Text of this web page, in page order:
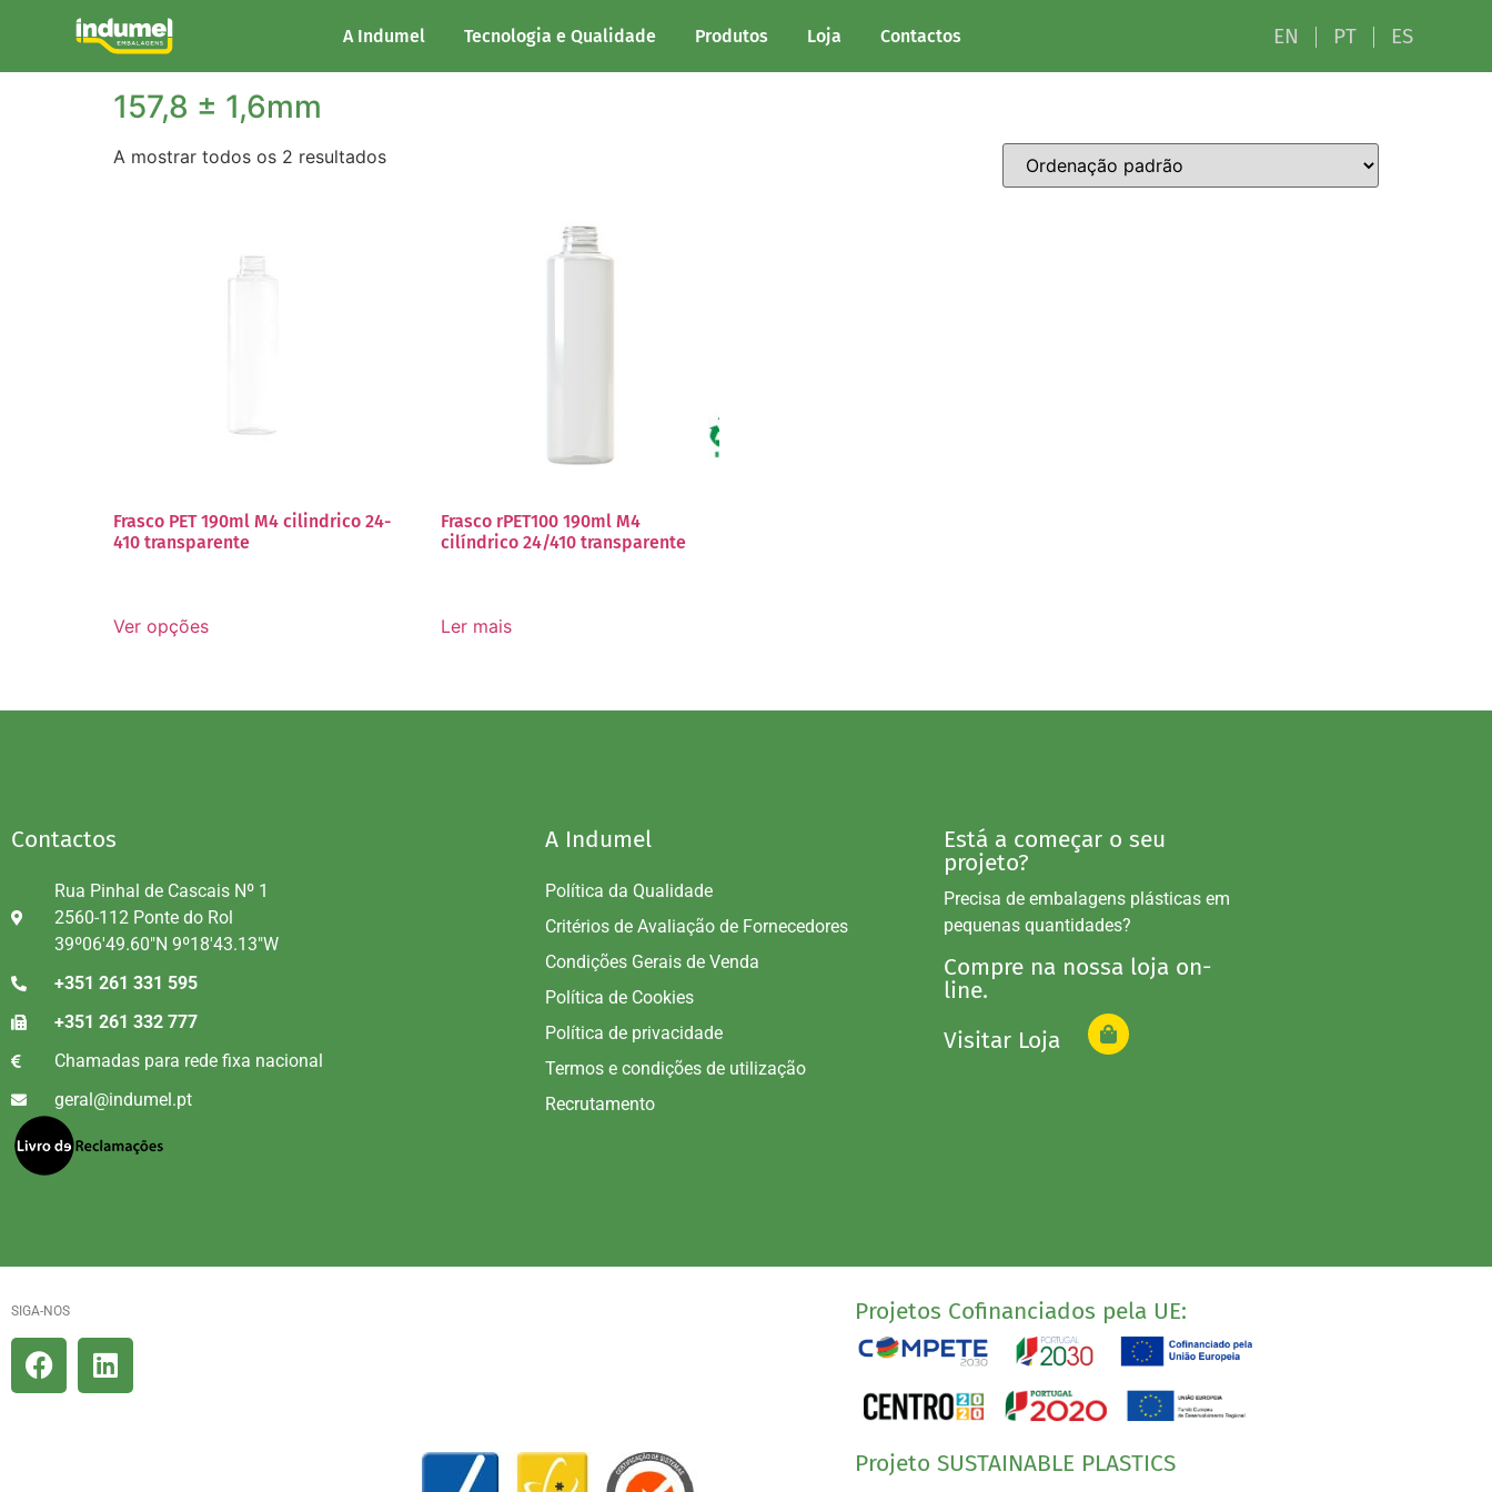
A Indumel Tecnologia e Qualidade Produtos Loja Contactos EN PT ES
/ Altura do produto / 157,8 ± 1,6mm
157,8 ± 1,6mm
A mostrar todos os 2 resultados
Frasco PET 190ml M4 cilindrico 24-
410 transparente
Ver opções
Frasco rPET100 190ml M4
cilíndrico 24/410 transparente
Ler mais
Contactos
Rua Pinhal de Cascais Nº 1
2560-112 Ponte do Rol
39º06'49.60"N 9º18'43.13"W
+351 261 331 595
+351 261 332 777
Chamadas para rede fixa nacional
geral@indumel.pt
A Indumel
Política da Qualidade
Critérios de Avaliação de Fornecedores
Condições Gerais de Venda
Política de Cookies
Política de privacidade
Termos e condições de utilização
Recrutamento
Está a começar o seu
projeto?
Precisa de embalagens plásticas em
pequenas quantidades?
Compre na nossa loja on-
line.
Visitar Loja
SIGA-NOS Projetos Cofinanciados pela UE:
Projeto SUSTAINABLE PLASTICS